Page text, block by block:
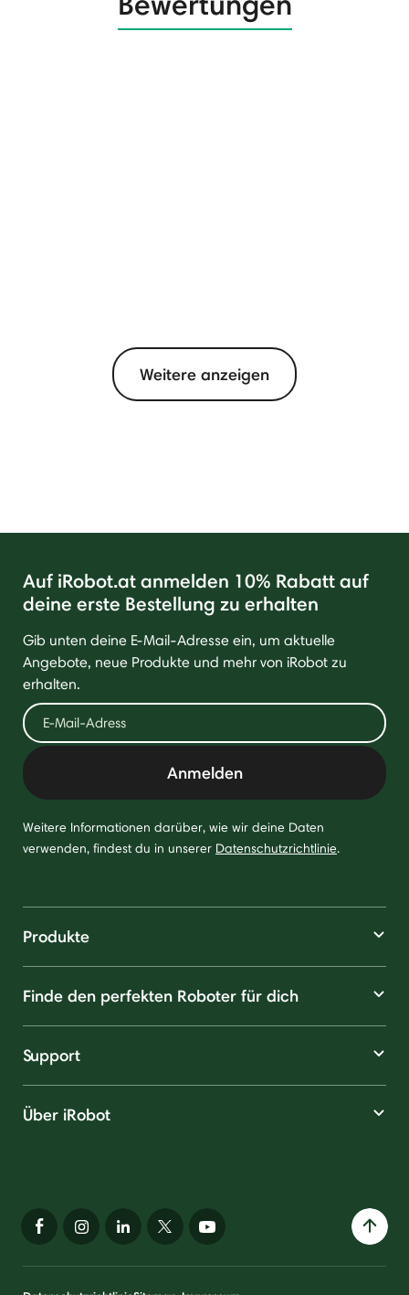
Weitere anzeigen
Auf iRobot.at anmelden 10% Rabatt auf
deine erste Bestellung zu erhalten
Gib unten deine E-Mail-Adresse ein, um aktuelle
Angebote, neue Produkte und mehr von iRobot zu
erhalten.
Anmelden
Weitere Informationen darüber, wie wir deine Daten
verwenden, findest du in unserer Datenschutzrichtlinie.
Produkte
Finde den perfekten Roboter für dich
Support
Über iRobot